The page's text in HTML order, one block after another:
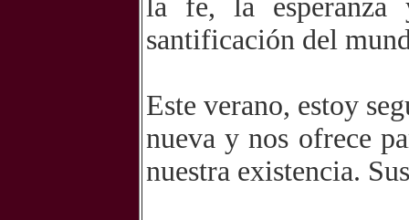
la fe, la
santificación del
Este verano, estoy
nueva y nos ofrece
nuestra existencia.